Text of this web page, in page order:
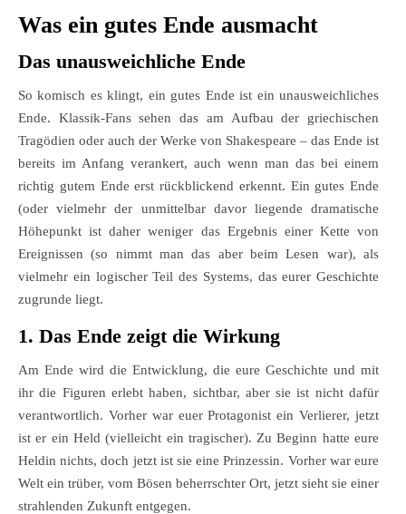
Was ein gutes Ende ausmacht
Das unausweichliche Ende
So komisch es klingt, ein gutes Ende ist ein unausweichliches
Ende. Klassik-Fans sehen das am Aufbau der griechischen
Tragödien oder auch der Werke von Shakespeare – das Ende ist
bereits im Anfang verankert, auch wenn man das bei einem
richtig gutem Ende erst rückblickend erkennt. Ein gutes Ende
(oder vielmehr der unmittelbar davor liegende dramatische
Höhepunkt ist daher weniger das Ergebnis einer Kette von
Ereignissen (so nimmt man das aber beim Lesen war), als
vielmehr ein logischer Teil des Systems, das eurer Geschichte
zugrunde liegt.
1. Das Ende zeigt die Wirkung
Am Ende wird die Entwicklung, die eure Geschichte und mit
ihr die Figuren erlebt haben, sichtbar, aber sie ist nicht dafür
verantwortlich. Vorher war euer Protagonist ein Verlierer, jetzt
ist er ein Held (vielleicht ein tragischer). Zu Beginn hatte eure
Heldin nichts, doch jetzt ist sie eine Prinzessin. Vorher war eure
Welt ein trüber, vom Bösen beherrschter Ort, jetzt sieht sie einer
strahlenden Zukunft entgegen.